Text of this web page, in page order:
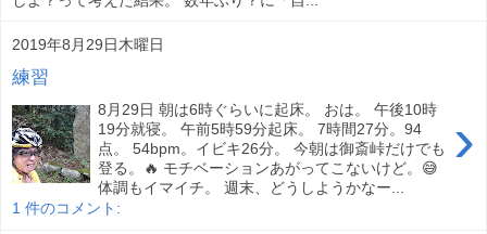
2019年8月29日木曜日
練習
›
8月29日 朝は6時ぐらいに起床。 おは。 午後10時
19分就寝。 午前5時59分起床。 7時間27分。94
点。 54bpm。イビキ26分。 今朝は御斎峠だけでも
登る。🔥 モチベーションあがってこないけど。😅
体調もイマイチ。 週末、どうしようかなー...
1 件のコメント: